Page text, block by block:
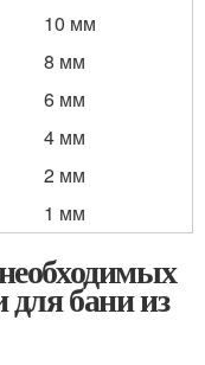
10 мм
8 мм
6 мм
4 мм
2 мм
1 мм
для бани из